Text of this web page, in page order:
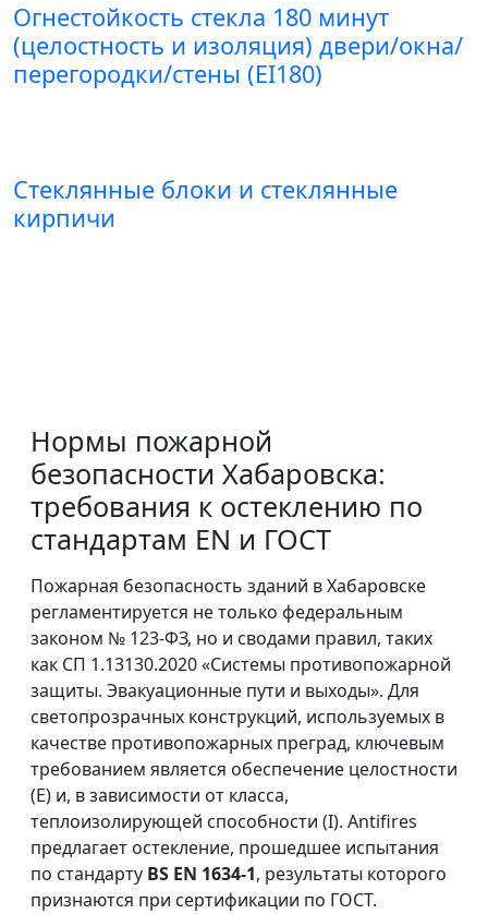
Огнестойкость стекла 180 минут
(целостность и изоляция) двери/окна/
перегородки/стены (EI180)
Стеклянные блоки и стеклянные
кирпичи
Нормы пожарной
безопасности Хабаровска:
требования к остеклению по
стандартам EN и ГОСТ
Пожарная безопасность зданий в Хабаровске
регламентируется не только федеральным
законом № 123-ФЗ, но и сводами правил, таких
как СП 1.13130.2020 «Системы противопожарной
защиты. Эвакуационные пути и выходы». Для
светопрозрачных конструкций, используемых в
качестве противопожарных преград, ключевым
требованием является обеспечение целостности
(E) и, в зависимости от класса,
теплоизолирующей способности (I). Antifires
предлагает остекление, прошедшее испытания
по стандарту BS EN 1634-1, результаты которого
признаются при сертификации по ГОСТ.